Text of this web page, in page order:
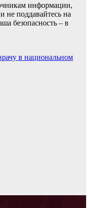
информации,
не поддавайтесь на
безопасность – в
в национальном